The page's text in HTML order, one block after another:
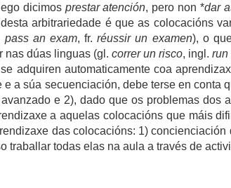
dicimos prestar atención, pero non *dar
arbitrariedade é que as colocacións
pass an exam, fr.réussir un examen), o
nas dúas linguas (gl. correr un risco, ingl. run
adquiren automaticamente coa
a súa secuenciación, debe terse en
e 2), dado que os problemas dos
a aquelas colocacións que máis
das colocacións: 1)
traballar todas elas na aula a través de